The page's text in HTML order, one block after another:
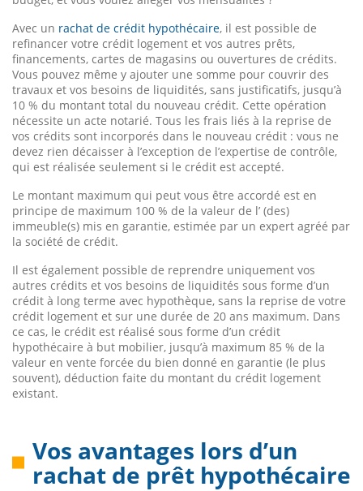
Avec un rachat de crédit hypothécaire, il est possible de
refinancer votre crédit logement et vos autres prêts,
financements, cartes de magasins ou ouvertures de crédits.
Vous pouvez même y ajouter une somme pour couvrir des
travaux et vos besoins de liquidités, sans justificatifs, jusqu’à
10 % du montant total du nouveau crédit. Cette opération
nécessite un acte notarié. Tous les frais liés à la reprise de
vos crédits sont incorporés dans le nouveau crédit : vous ne
devez rien décaisser à l’exception de l’expertise de contrôle,
qui est réalisée seulement si le crédit est accepté.
Le montant maximum qui peut vous être accordé est en
principe de maximum 100 % de la valeur de l’ (des)
immeuble(s) mis en garantie, estimée par un expert agréé par
la société de crédit.
Il est également possible de reprendre uniquement vos
autres crédits et vos besoins de liquidités sous forme d’un
crédit à long terme avec hypothèque, sans la reprise de votre
crédit logement et sur une durée de 20 ans maximum. Dans
ce cas, le crédit est réalisé sous forme d’un crédit
hypothécaire à but mobilier, jusqu’à maximum 85 % de la
valeur en vente forcée du bien donné en garantie (le plus
souvent), déduction faite du montant du crédit logement
existant.
Vos avantages lors d’un
rachat de prêt hypothécaire